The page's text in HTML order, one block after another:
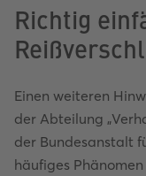
Richtig
Einen weiteren
der Abteilung
der Bundesanstalt
häufiges